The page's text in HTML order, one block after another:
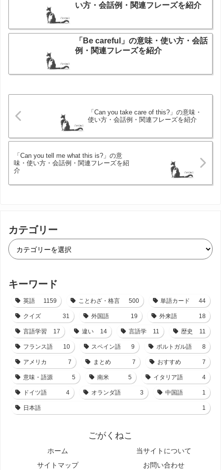
い方・会話例・関連フレーズを紹介
「Be careful」の意味・使い方・会話
例・関連フレーズを紹介
「Can you take care of this?」の意味・
使い方・会話例・関連フレーズを紹介
「Can you tell me what this is?」の意
味・使い方・会話例・関連フレーズを紹
介
カテゴリー
キーワード
英語 1159 ことわざ・格言 500 単語カード 44
クイズ 31 外国語 19 外来語 18
言語学習 17 違い 14 言語学 11 歴史 11
フランス語 10 スペイン語 9 ポルトガル語 8
アメリカ 7 まとめ 7 おすすめ 7
意味・語源 5 南米 5 イタリア語 4
ドイツ語 4 オランダ語 3 中国語 1
日本語 1
ごがくねこ
ホーム
当サイトについて
サイトマップ
お問い合わせ